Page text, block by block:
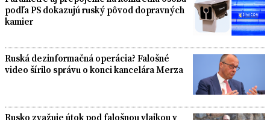
podľa PS dokazujú ruský pôvod dopravných
kamier
Ruská dezinformačná operácia? Falošné
video šírilo správu o konci kancelára Merza